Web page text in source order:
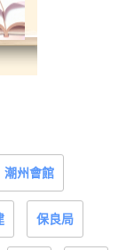
潮州會館
保良局